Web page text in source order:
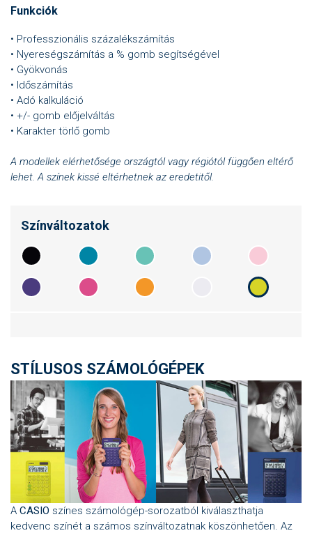
Funkciók
• Professzionális százalékszámítás
• Nyereségszámítás a % gomb segítségével
• Gyökvonás
• Időszámítás
• Adó kalkuláció
• +/- gomb előjelváltás
• Karakter törlő gomb
A modellek elérhetősége országtól vagy régiótól függően eltérő
lehet. A színek kissé eltérhetnek az eredetitől.
Színváltozatok
STÍLUSOS SZÁMOLÓGÉPEK
A CASIO színes számológép-sorozatból kiválaszthatja
kedvenc színét a számos színváltozatnak köszönhetően. Az